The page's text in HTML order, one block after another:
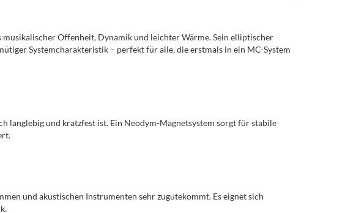
Offenheit, Dynamik und leichter Wärme. Sein elliptischer
Systemcharakteristik – perfekt für alle, die erstmals in ein MC-System
langlebig und kratzfest ist. Ein Neodym-Magnetsystem sorgt für stabile
und akustischen Instrumenten sehr zugutekommt. Es eignet sich